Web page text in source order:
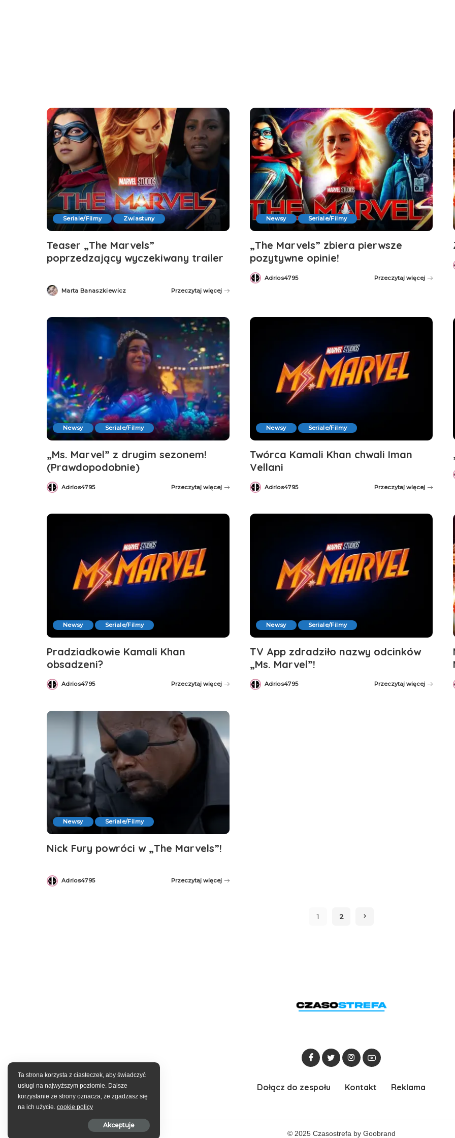
Seriale/Filmy Zwiastuny
Teaser „The Marvels”
poprzedzający wyczekiwany trailer
Posted
by
Marta Banaszkiewicz Przeczytaj więcej
Newsy Seriale/Filmy
„The Marvels” zbiera pierwsze
pozytywne opinie!
Posted
by
Adrios4795 Przeczytaj więcej
Newsy Seriale/Filmy
„Ms. Marvel” z drugim sezonem!
(Prawdopodobnie)
Posted
by
Adrios4795 Przeczytaj więcej
Newsy Seriale/Filmy
Twórca Kamali Khan chwali Iman
Vellani
Posted
by
Adrios4795 Przeczytaj więcej
Newsy Seriale/Filmy
Pradziadkowie Kamali Khan
obsadzeni?
Posted
by
Adrios4795 Przeczytaj więcej
Newsy Seriale/Filmy
TV App zdradziło nazwy odcinków
„Ms. Marvel”!
Posted
by
Adrios4795 Przeczytaj więcej
Newsy Seriale/Filmy
Nick Fury powróci w „The Marvels”!
Posted
by
Adrios4795 Przeczytaj więcej
1 2
Dołącz do zespołu Kontakt Reklama
© 2025 Czasostrefa by Goobrand
Ta strona korzysta z ciasteczek, aby świadczyć
usługi na najwyższym poziomie. Dalsze
korzystanie ze strony oznacza, że zgadzasz się
na ich użycie. cookie policy
Akceptuje